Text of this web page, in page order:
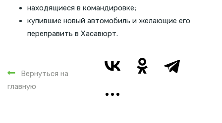
находящиеся в командировке;
купившие новый автомобиль и желающие его
переправить в Хасавюрт.
Вернуться на
главную